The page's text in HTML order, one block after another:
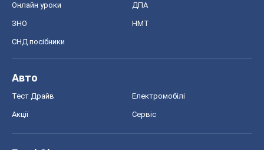
Онлайн уроки ДПА
ЗНО НМТ
СНД посібники
Авто
Тест Драйв Електромобілі
Акції Сервіс